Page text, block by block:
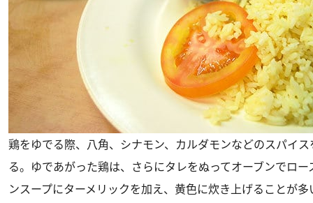
鶏をゆでる際、八角、シナモン、カルダモンなどのスパイ
る。ゆであがった鶏は、さらにタレをぬってオーブンでロ
ンスープにターメリックを加え、黄色に炊き上げることが多